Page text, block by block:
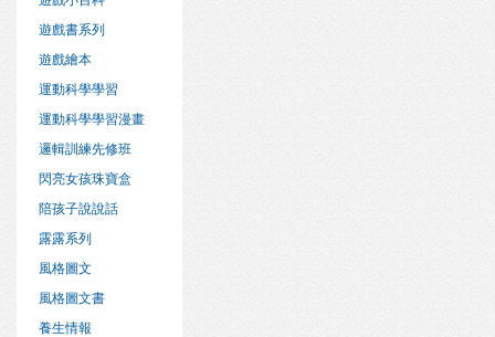
遊戲書系列
遊戲繪本
運動科學學習
運動科學學習漫畫
邏輯訓練先修班
閃亮女孩珠寶盒
陪孩子說說話
露露系列
風格圖文
風格圖文書
養生情報